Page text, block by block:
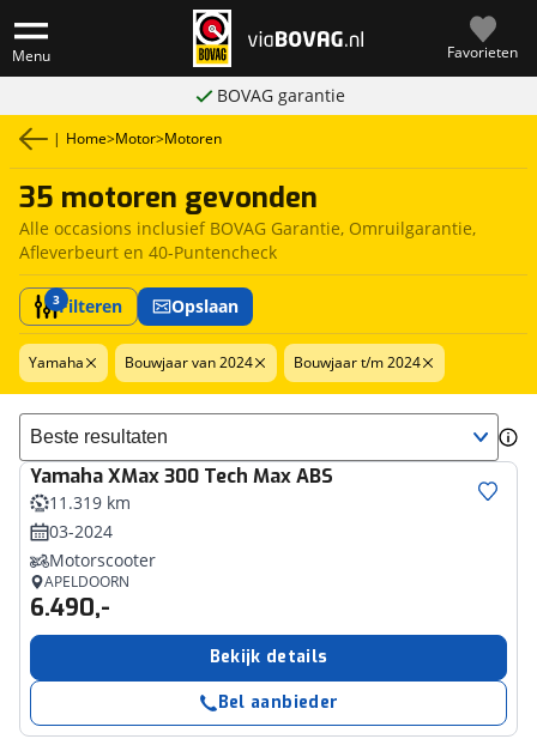
Menu Favorieten
BOVAG garantie
| Home>Motor>Motoren
35 motoren gevonden
Alle occasions inclusief BOVAG Garantie, Omruilgarantie,
Afleverbeurt en 40-Puntencheck
3Filteren Opslaan
Yamaha Bouwjaar van 2024 Bouwjaar t/m 2024
Sorteer resultaten
YamahaXMax 300 Tech Max ABS
11.319 km
03-2024
Motorscooter
APELDOORN
6.490,-
Bekijk details
Bel aanbieder